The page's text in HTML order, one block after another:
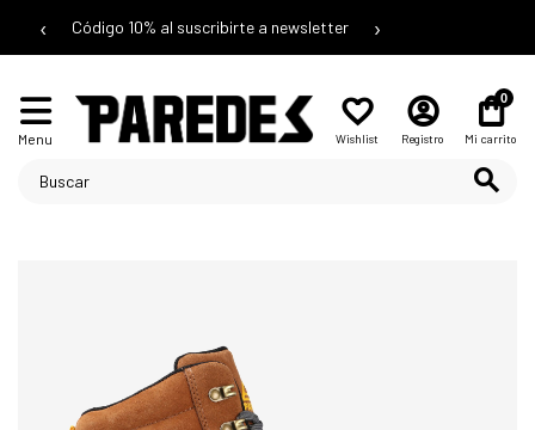
‹ Código 10% al suscribirte a newsletter ›
Menu Wishlist Registro
0
Mi carrito